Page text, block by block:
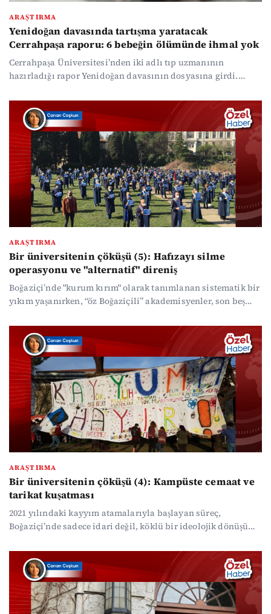
ARAŞTIRMA
Yenidoğan davasında tartışma yaratacak
Cerrahpaşa raporu: 6 bebeğin ölümünde ihmal yok
Cerrahpaşa Üniversitesi’nden iki adlı tıp uzmanının
hazırladığı rapor Yenidoğan davasının dosyasına girdi.
hazırlanan raporda bebek ölümlerinden doktorları sorumlu
tutan Adli Tıp Kurumu’na “kopyala - yapıştır” rapor
hazırladığı suçlaması getirildi. Raporda incelenen 6 bebeğin
ölümü ile ilgili olarak “uygulanan tanı ve tedavi
yöntemlerinin tıbben uygun olduğu tespiti yapıldı.
ARAŞTIRMA
Bir üniversitenin çöküşü (5): Hafızayı silme
operasyonu ve "alternatif" direniş
Boğaziçi’nde "kurum kırım" olarak tanımlanan sistematik bir
yıkım yaşanırken, “öz Boğaziçili” akademisyenler, son beş
iyi öğrendiklerini söylüyor. Öğrenciler ise barınma krizi ve
kampüs alanlarının kaybına karşı okulun hafızasını
korumaya kararlı.
ARAŞTIRMA
Bir üniversitenin çöküşü (4): Kampüste cemaat ve
tarikat kuşatması
2021 yılındaki kayyım atamalarıyla başlayan süreç,
Boğaziçi’nde sadece idari değil, köklü bir ideolojik dönüşümü
kampüste artan faaliyetleri, öğrencilerin tarikat yurtlarına
yönlendirilmesi ve kadrolaşma ağındaki cemaat bağlantıları,
üniversitenin yeni çehresini ortaya koyuyor.